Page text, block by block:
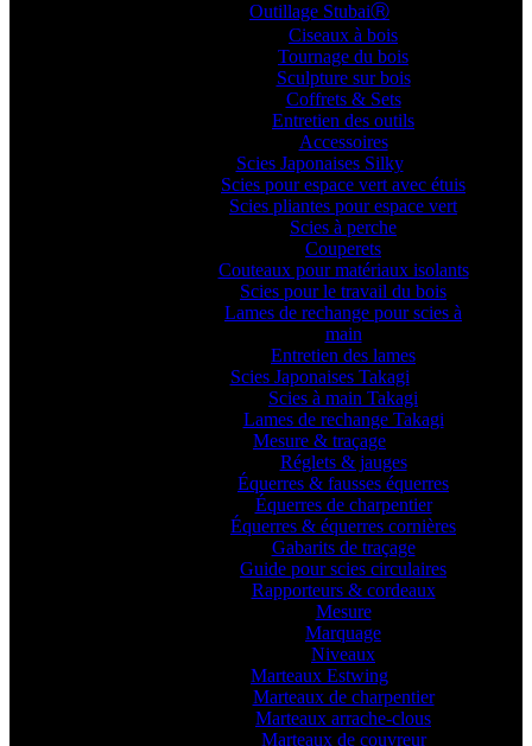
Outillage StubaiⓇ
Ciseaux à bois
Tournage du bois
Sculpture sur bois
Coffrets & Sets
Entretien des outils
Accessoires
Scies Japonaises Silky
Scies pour espace vert avec étuis
Scies pliantes pour espace vert
Scies à perche
Couperets
Couteaux pour matériaux isolants
Scies pour le travail du bois
Lames de rechange pour scies à
main
Entretien des lames
Scies Japonaises Takagi
Scies à main Takagi
Lames de rechange Takagi
Mesure & traçage
Réglets & jauges
Équerres & fausses équerres
Équerres de charpentier
Équerres & équerres cornières
Gabarits de traçage
Guide pour scies circulaires
Rapporteurs & cordeaux
Mesure
Marquage
Niveaux
Marteaux Estwing
Marteaux de charpentier
Marteaux arrache-clous
Marteaux de couvreur